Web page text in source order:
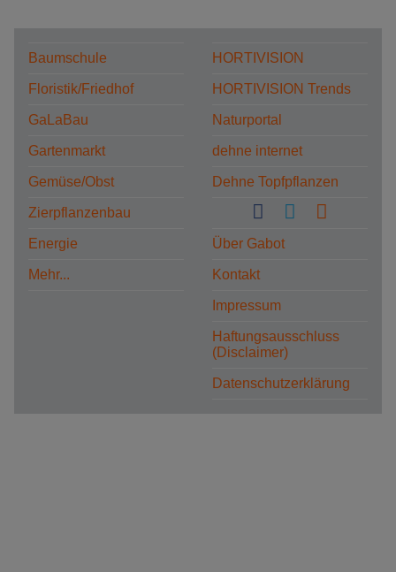
Baumschule
Floristik/Friedhof
GaLaBau
Gartenmarkt
Gemüse/Obst
Zierpflanzenbau
Energie
Mehr...
HORTIVISION
HORTIVISION Trends
Naturportal
dehne internet
Dehne Topfpflanzen
Über Gabot
Kontakt
Impressum
Haftungsausschluss
(Disclaimer)
Datenschutzerklärung